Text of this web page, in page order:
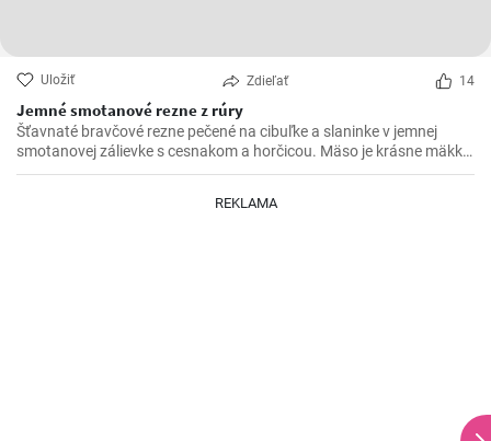
Uložiť Zdieľať 14
Jemné smotanové rezne z rúry
Šťavnaté bravčové rezne pečené na cibuľke a slaninke v jemnej
smotanovej zálievke s cesnakom a horčicou. Mäso je krásne mäkké
a doslova sa rozpadá.
REKLAMA